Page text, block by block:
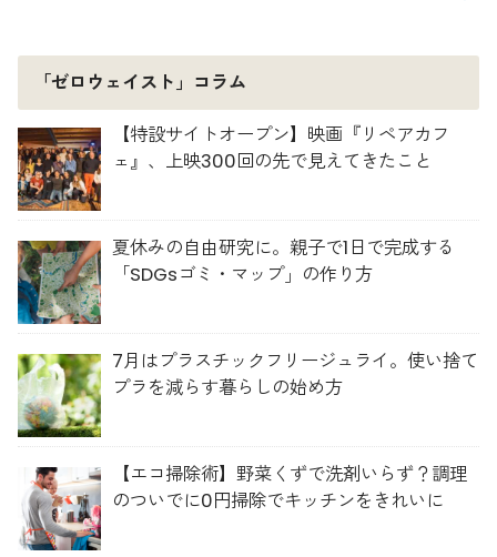
「ゼロウェイスト」コラム
【特設サイトオープン】映画『リペアカフ
ェ』、上映300回の先で見えてきたこと
夏休みの自由研究に。親子で1日で完成する
「SDGsゴミ・マップ」の作り方
7月はプラスチックフリージュライ。使い捨て
プラを減らす暮らしの始め方
【エコ掃除術】野菜くずで洗剤いらず？調理
のついでに0円掃除でキッチンをきれいに